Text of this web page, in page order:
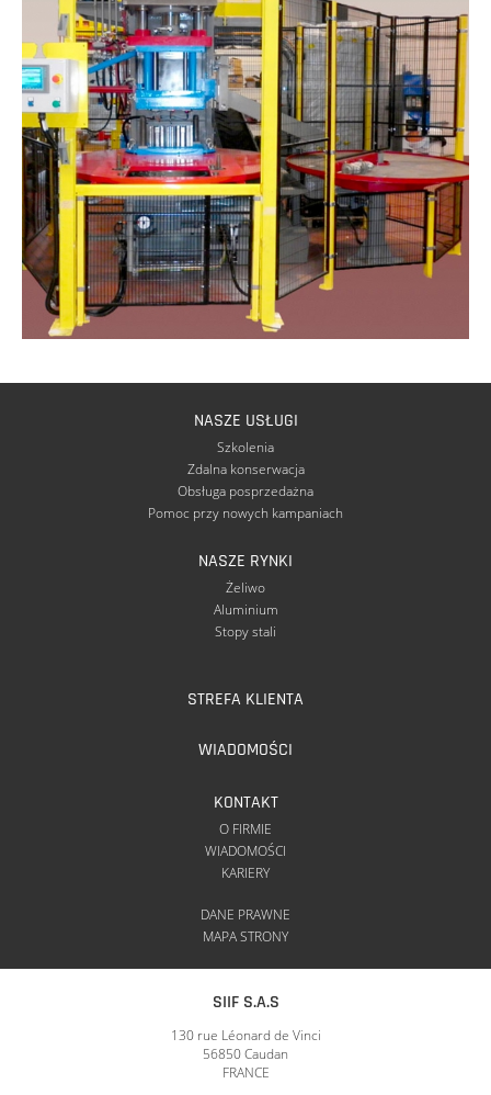
NASZE USŁUGI
Szkolenia
Zdalna konserwacja
Obsługa posprzedażna
Pomoc przy nowych kampaniach
NASZE RYNKI
Żeliwo
Aluminium
Stopy stali
STREFA KLIENTA
WIADOMOŚCI
KONTAKT
O FIRMIE
WIADOMOŚCI
KARIERY
DANE PRAWNE
MAPA STRONY
SIIF S.A.S
130 rue Léonard de Vinci
56850 Caudan
FRANCE